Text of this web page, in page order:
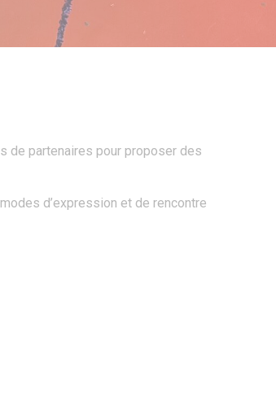
de partenaires pour proposer des
d’expression et de rencontre